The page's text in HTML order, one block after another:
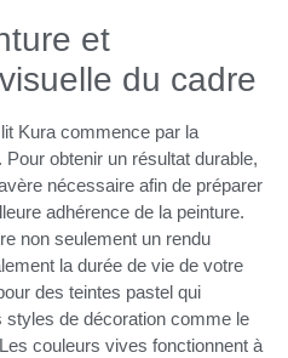
et
du cadre
Kura commence par la
obtenir un résultat durable,
nécessaire afin de préparer
adhérence de la peinture.
non seulement un rendu
la durée de vie de votre
des teintes pastel qui
styles de décoration comme le
couleurs vives fonctionnent à